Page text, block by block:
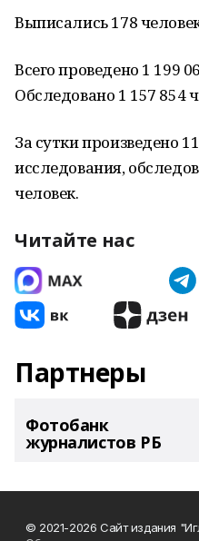
Выписались 178
Всего проведено 1 199
Обследовано 1 157 854
За сутки произведено
исследования,
человек.
Читайте нас
Партнеры
Фотобанк
журналистов РБ
© 2021-2026 Сайт издания